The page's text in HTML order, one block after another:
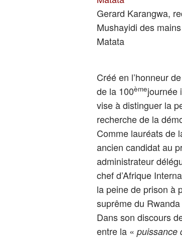
Gerard Karangwa,
Mushayidi des
Matata
Créé en l’honneur
de la 100èmejournée
vise à distinguer la
recherche de la
Comme lauréats de
ancien candidat au
administrateur
chef d’Afrique
la peine de prison à
suprême du
Dans son discours
entre la « puissance